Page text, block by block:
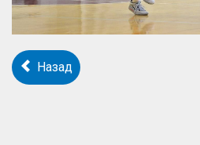
Назад